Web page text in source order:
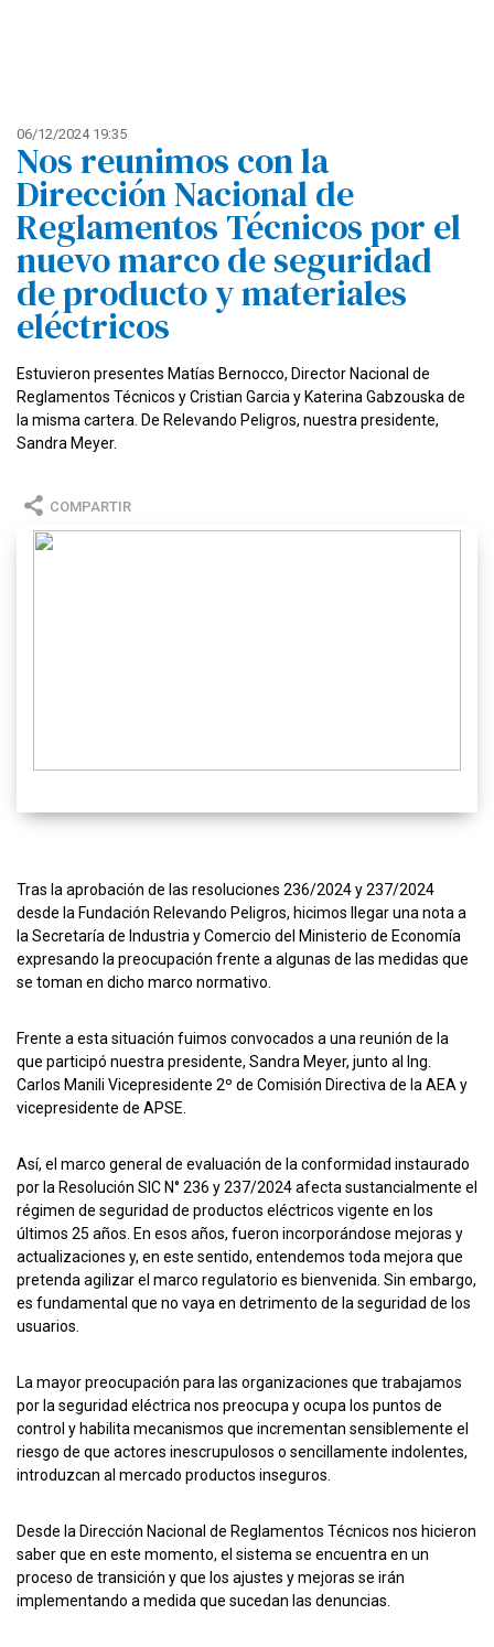
06/12/2024 19:35
Nos reunimos con la
Dirección Nacional de
Reglamentos Técnicos por el
nuevo marco de seguridad
de producto y materiales
eléctricos
Estuvieron presentes Matías Bernocco, Director Nacional de
Reglamentos Técnicos y Cristian Garcia y Katerina Gabzouska de
la misma cartera. De Relevando Peligros, nuestra presidente,
Sandra Meyer.
COMPARTIR
Tras la aprobación de las resoluciones 236/2024 y 237/2024
desde la Fundación Relevando Peligros, hicimos llegar una nota a
la Secretaría de Industria y Comercio del Ministerio de Economía
expresando la preocupación frente a algunas de las medidas que
se toman en dicho marco normativo.
Frente a esta situación fuimos convocados a una reunión de la
que participó nuestra presidente, Sandra Meyer, junto al Ing.
Carlos Manili Vicepresidente 2º de Comisión Directiva de la AEA y
vicepresidente de APSE.
Así, el marco general de evaluación de la conformidad instaurado
por la Resolución SIC N° 236 y 237/2024 afecta sustancialmente el
régimen de seguridad de productos eléctricos vigente en los
últimos 25 años. En esos años, fueron incorporándose mejoras y
actualizaciones y, en este sentido, entendemos toda mejora que
pretenda agilizar el marco regulatorio es bienvenida. Sin embargo,
es fundamental que no vaya en detrimento de la seguridad de los
usuarios.
La mayor preocupación para las organizaciones que trabajamos
por la seguridad eléctrica nos preocupa y ocupa los puntos de
control y habilita mecanismos que incrementan sensiblemente el
riesgo de que actores inescrupulosos o sencillamente indolentes,
introduzcan al mercado productos inseguros.
Desde la Dirección Nacional de Reglamentos Técnicos nos hicieron
saber que en este momento, el sistema se encuentra en un
proceso de transición y que los ajustes y mejoras se irán
implementando a medida que sucedan las denuncias.